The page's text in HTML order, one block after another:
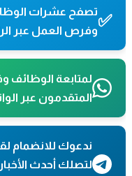
✅تصفح عشرات
وفرص العمل عبر
لمتابعة الوظائف
المتقدمون عبر
ندعوك للانضمام
لتصلك أحدث